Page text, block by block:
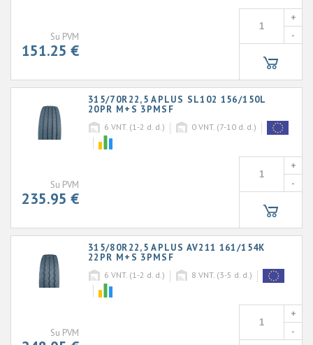
Su PVM
151.25 €
+
-
315/70R22,5 APLUS SL102 156/150L
20PR M+S 3PMSF
6 VNT. (1-2 d. d.) 0 VNT. (7-10 d. d.)
Su PVM
235.95 €
+
-
315/80R22,5 APLUS AV211 161/154K
22PR M+S 3PMSF
6 VNT. (1-2 d. d.) 8 VNT. (3-5 d. d.)
Su PVM
+
-